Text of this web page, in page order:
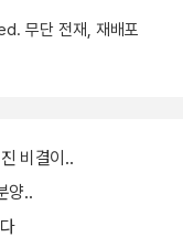
무단 전재, 재배포